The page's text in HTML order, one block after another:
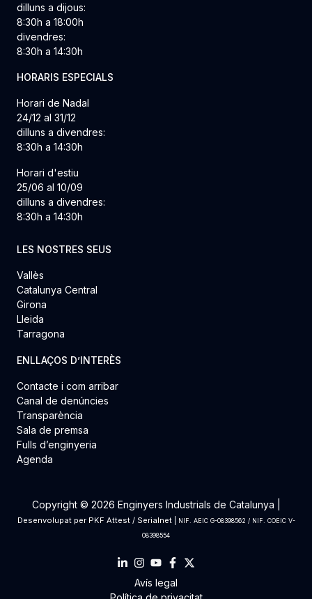
dilluns a dijous:
8:30h a 18:00h
divendres:
8:30h a 14:30h
HORARIS ESPECIALS
Horari de Nadal
24/12 al 31/12
dilluns a divendres:
8:30h a 14:30h
Horari d'estiu
25/06 al 10/09
dilluns a divendres:
8:30h a 14:30h
LES NOSTRES SEUS
Vallès
Catalunya Central
Girona
Lleida
Tarragona
ENLLAÇOS D’INTERÈS
Contacte i com arribar
Canal de denúncies
Transparència
Sala de premsa
Fulls d’enginyeria
Agenda
Copyright © 2026 Enginyers Industrials de Catalunya |
Desenvolupat per PKF Attest/ Serialnet|
NIF. AEIC G-08398562 / NIF. COEIC V-
08398554
Avís legal